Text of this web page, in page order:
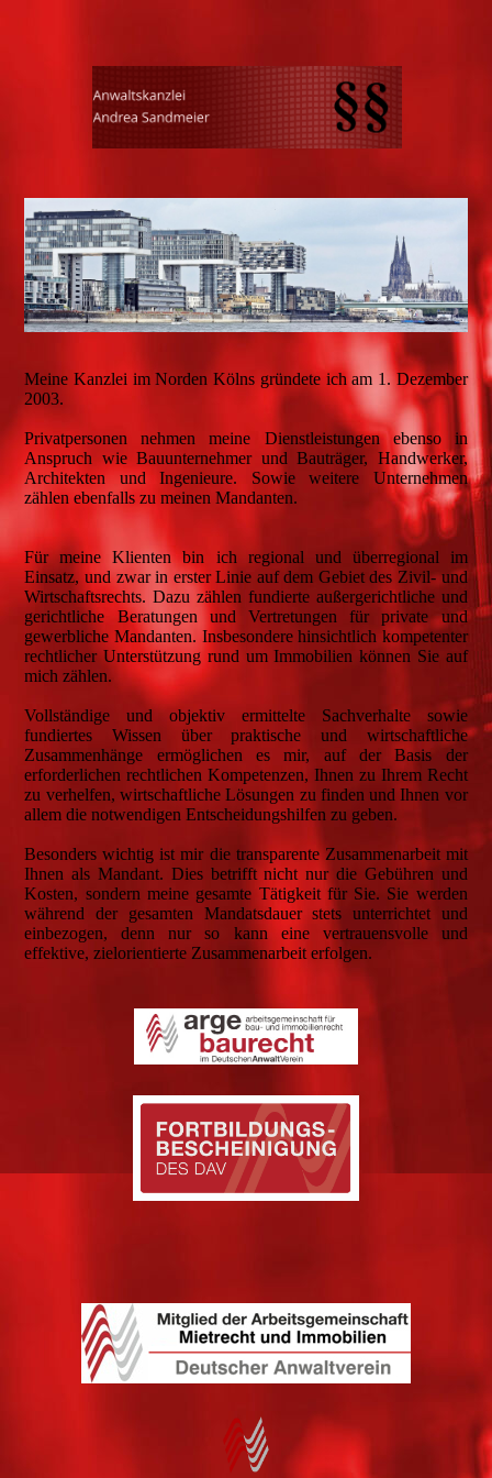
Meine Kanzlei im Norden Kölns gründete ich am 1. Dezember
2003.
Privatpersonen nehmen meine Dienstleistungen ebenso in
Anspruch wie Bauunternehmer und Bauträger, Handwerker,
Architekten und Ingenieure. Sowie weitere Unternehmen
zählen ebenfalls zu meinen Mandanten.
Für meine Klienten bin ich regional und überregional im
Einsatz, und zwar in erster Linie auf dem Gebiet des Zivil- und
Wirtschaftsrechts. Dazu zählen fundierte außergerichtliche und
gerichtliche Beratungen und Vertretungen für private und
gewerbliche Mandanten. Insbesondere hinsichtlich kompetenter
rechtlicher Unterstützung rund um Immobilien können Sie auf
mich zählen.
Vollständige und objektiv ermittelte Sachverhalte sowie
fundiertes Wissen über praktische und wirtschaftliche
Zusammenhänge ermöglichen es mir, auf der Basis der
erforderlichen rechtlichen Kompetenzen, Ihnen zu Ihrem Recht
zu verhelfen, wirtschaftliche Lösungen zu finden und Ihnen vor
allem die notwendigen Entscheidungshilfen zu geben.
Besonders wichtig ist mir die transparente Zusammenarbeit mit
Ihnen als Mandant. Dies betrifft nicht nur die Gebühren und
Kosten, sondern meine gesamte Tätigkeit für Sie. Sie werden
während der gesamten Mandatsdauer stets unterrichtet und
einbezogen, denn nur so kann eine vertrauensvolle und
effektive, zielorientierte Zusammenarbeit erfolgen.